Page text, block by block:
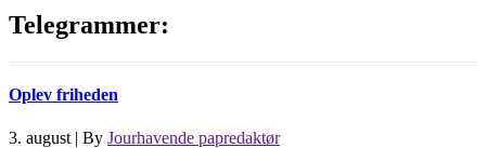
Telegrammer:
Oplev friheden
3. august | By Jourhavende papredaktør